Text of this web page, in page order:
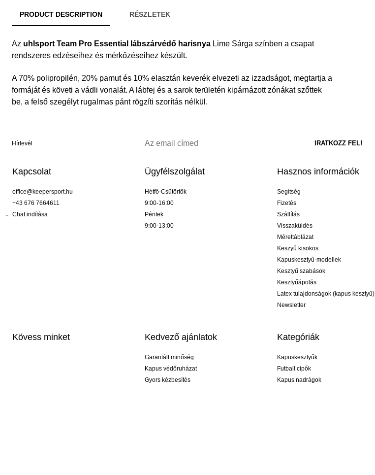
PRODUCT DESCRIPTION RÉSZLETEK
Az uhlsport Team Pro Essential lábszárvédő harisnya Lime Sárga színben a csapat
rendszeres edzéseihez és mérkőzéseihez készült.
A 70% polipropilén, 20% pamut és 10% elasztán keverék elvezeti az izzadságot, megtartja a
formáját és követi a vádli vonalát. A lábfej és a sarok területén kipárnázott zónákat szőttek
be, a felső szegélyt rugalmas pánt rögzíti szorítás nélkül.
Hírlevél
Kapcsolat
office@keepersport.hu
+43 676 7664611
Chat indítása
Ügyfélszolgálat
Hétfő-Csütörtök
9:00-16:00
Péntek
9:00-13:00
Hasznos információk
Segítség
Fizetés
Szállítás
Visszaküldés
Mérettáblázat
Keszyű kisokos
Kapuskesztyű-modellek
Kesztyű szabások
Kesztyűápolás
Latex tulajdonságok (kapus kesztyű)
Newsletter
Kövess minket Kedvező ajánlatok
Garantált minőség
Kapus védőruházat
Gyors kézbesítés
Kategóriák
Kapuskesztyűk
Futball cipők
Kapus nadrágok